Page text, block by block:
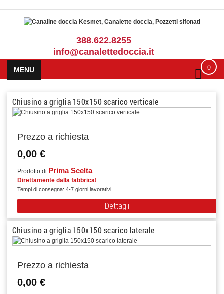
388.622.8255
info@canalettedoccia.it
0
MENU
Chiusino a griglia 150x150 scarico verticale
Prezzo a richiesta
0,00 €
Prodotto di Prima Scelta
Direttamente dalla fabbrica!
Tempi di consegna: 4-7 giorni lavorativi
Dettagli
Chiusino a griglia 150x150 scarico laterale
Prezzo a richiesta
0,00 €